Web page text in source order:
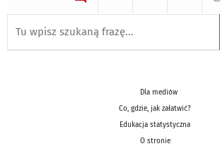
Dla mediów
Co, gdzie, jak załatwić?
Edukacja statystyczna
O stronie